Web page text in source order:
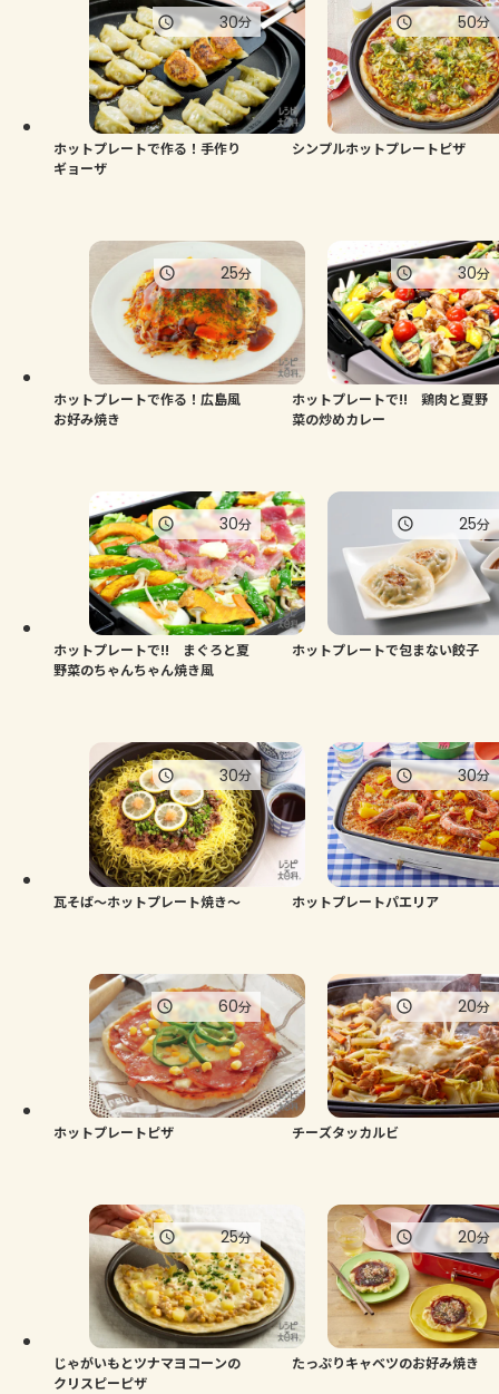
ホットプレートで作る！手作り
ギョーザ
30分
シンプルホットプレートピザ
50分
ホットプレートで作る！広島風
お好み焼き
25分
ホットプレートで!! 鶏肉と夏野
菜の炒めカレー
30分
ホットプレートで!! まぐろと夏
野菜のちゃんちゃん焼き風
30分
ホットプレートで包まない餃子
25分
瓦そば～ホットプレート焼き～
30分
ホットプレートパエリア
30分
ホットプレートピザ
60分
チーズタッカルビ
20分
じゃがいもとツナマヨコーンの
クリスピーピザ
25分
たっぷりキャベツのお好み焼き
20分